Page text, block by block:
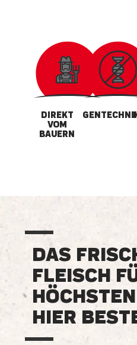
DIREKT
VOM
BAUERN
DAS
FLEISCH
HIER